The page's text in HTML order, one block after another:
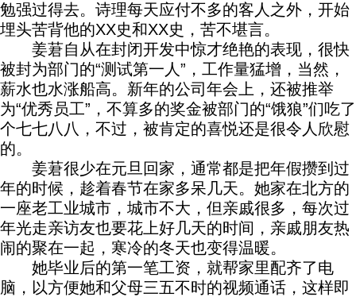
勉强过得去。诗理每天应付不多的客人之外，开始
埋头苦背他的XX史和XX史，苦不堪言。
姜莙自从在封闭开发中惊才绝艳的表现，很快
被封为部门的“测试第一人”，工作量猛增，当然，
薪水也水涨船高。新年的公司年会上，还被推举
为“优秀员工”，不算多的奖金被部门的“饿狼”们吃了
个七七八八，不过，被肯定的喜悦还是很令人欣慰
的。
姜莙很少在元旦回家，通常都是把年假攒到过
年的时候，趁着春节在家多呆几天。她家在北方的
一座老工业城市，城市不大，但亲戚很多，每次过
年光走亲访友也要花上好几天的时间，亲戚朋友热
闹的聚在一起，寒冷的冬天也变得温暖。
她毕业后的第一笔工资，就帮家里配齐了电
脑，以方便她和父母三五不时的视频通话，这样即